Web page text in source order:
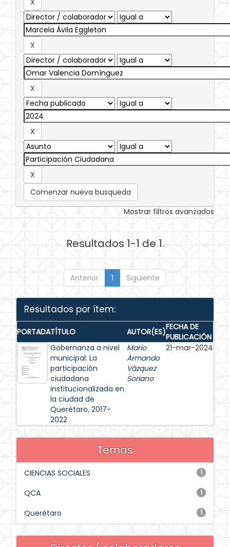
Comenzar nueva busqueda
Mostrar filtros avanzados
Resultados 1-1 de 1.
Anterior 1 Siguiente
Resultados por ítem:
PORTADATÍTULO AUTOR(ES)FECHA DE
PUBLICACIÓN
Gobernanza a nivel
municipal: La
participación
ciudadana
institucionalizada en
la ciudad de
Querétaro, 2017-
2022
Mario
Armando
Vázquez
Soriano
21-mar-2024
Temas
1
CIENCIAS SOCIALES
1
QCA
1
Querétaro